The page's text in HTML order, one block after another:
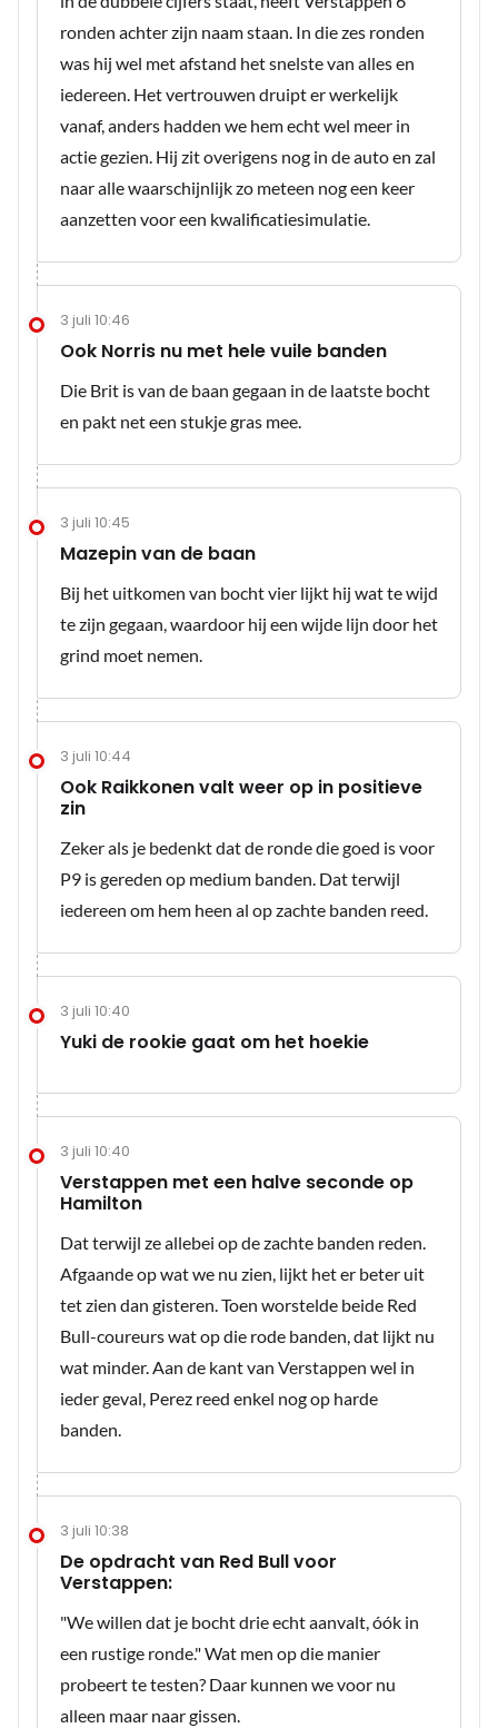
ronden achter zijn naam staan. In die zes ronden
was hij wel met afstand het snelste van alles en
iedereen. Het vertrouwen druipt er werkelijk
vanaf, anders hadden we hem echt wel meer in
actie gezien. Hij zit overigens nog in de auto en zal
naar alle waarschijnlijk zo meteen nog een keer
aanzetten voor een kwalificatiesimulatie.
3 juli 10:46
Ook Norris nu met hele vuile banden
Die Brit is van de baan gegaan in de laatste bocht
en pakt net een stukje gras mee.
3 juli 10:45
Mazepin van de baan
Bij het uitkomen van bocht vier lijkt hij wat te wijd
te zijn gegaan, waardoor hij een wijde lijn door het
grind moet nemen.
3 juli 10:44
Ook Raikkonen valt weer op in positieve
zin
Zeker als je bedenkt dat de ronde die goed is voor
P9 is gereden op medium banden. Dat terwijl
iedereen om hem heen al op zachte banden reed.
3 juli 10:40
Yuki de rookie gaat om het hoekie
3 juli 10:40
Verstappen met een halve seconde op
Hamilton
Dat terwijl ze allebei op de zachte banden reden.
Afgaande op wat we nu zien, lijkt het er beter uit
tet zien dan gisteren. Toen worstelde beide Red
Bull-coureurs wat op die rode banden, dat lijkt nu
wat minder. Aan de kant van Verstappen wel in
ieder geval, Perez reed enkel nog op harde
banden.
3 juli 10:38
De opdracht van Red Bull voor
Verstappen:
"We willen dat je bocht drie echt aanvalt, óók in
een rustige ronde." Wat men op die manier
probeert te testen? Daar kunnen we voor nu
alleen maar naar gissen.